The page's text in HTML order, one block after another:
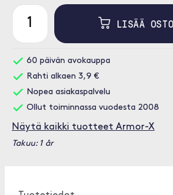
LISÄÄ
60 päivän avokauppa
Rahti alkaen 3,9 €
Nopea asiakaspalvelu
Ollut toiminnassa vuodesta 2008
Näytä kaikki tuotteet Armor-X
Takuu: 1 år